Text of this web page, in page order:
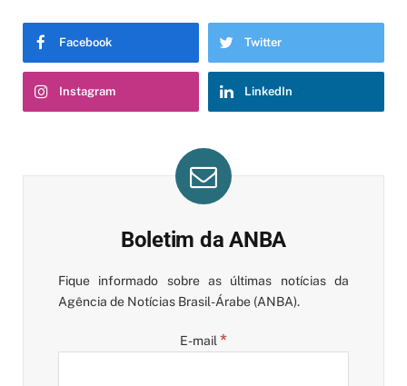
Facebook Twitter
Instagram LinkedIn
Boletim da ANBA
Fique informado sobre as últimas notícias da
Agência de Notícias Brasil-Árabe (ANBA).
E-mail *